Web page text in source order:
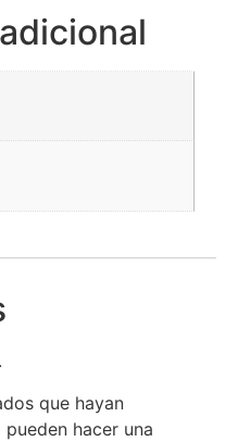
que hayan
hacer una